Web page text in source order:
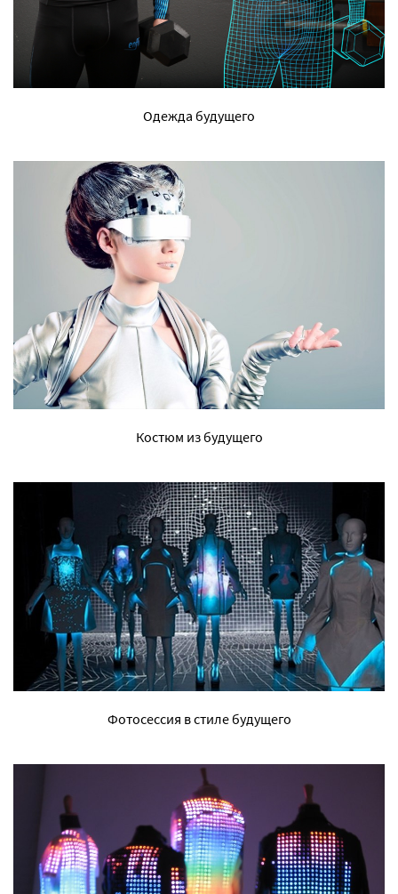
Одежда будущего
Костюм из будущего
Фотосессия в стиле будущего